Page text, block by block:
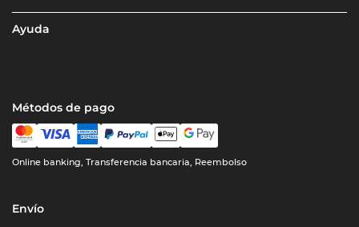
Ayuda
Métodos de pago
Online banking, Transferencia bancaria, Reembolso
Envío